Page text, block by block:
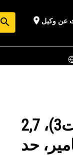
search place عن وكيل
2,7 م3 (3,5 ياردات3)،
حد